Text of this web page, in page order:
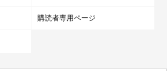
購読者専用ページ